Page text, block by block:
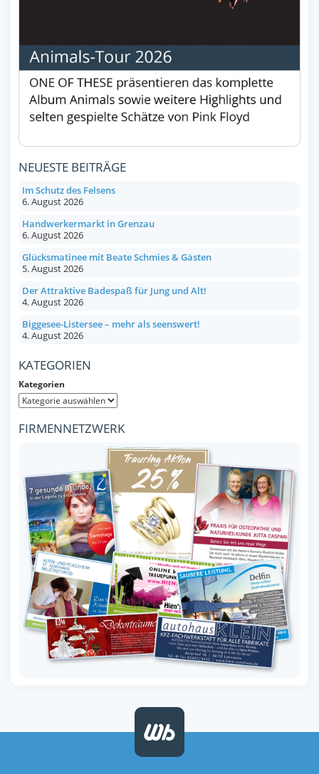
NEUESTE BEITRÄGE
Im Schutz des Felsens
6. August 2026
Handwerkermarkt in Grenzau
6. August 2026
Glücksmatinee mit Beate Schmies & Gästen
5. August 2026
Der Attraktive Badespaß für Jung und Alt!
4. August 2026
Biggesee-Listersee – mehr als seenswert!
4. August 2026
KATEGORIEN
Kategorien
FIRMENNETZWERK